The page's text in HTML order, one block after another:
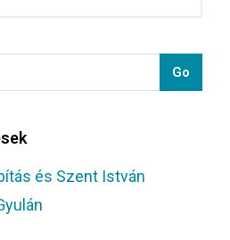
és Szent István